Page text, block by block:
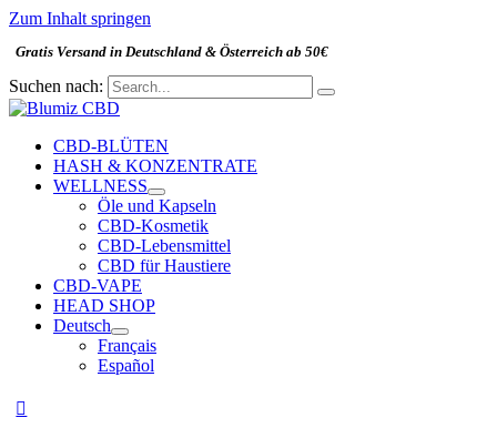
Zum Inhalt springen
Gratis Versand in Deutschland & Österreich ab 50€
Suchen nach:
CBD-BLÜTEN
HASH & KONZENTRATE
WELLNESS
Öle und Kapseln
CBD-Kosmetik
CBD-Lebensmittel
CBD für Haustiere
CBD-VAPE
HEAD SHOP
Deutsch
Français
Español